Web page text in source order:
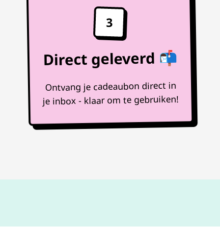
3
Direct geleverd 📬
Ontvang je cadeaubon direct in
je inbox - klaar om te gebruiken!